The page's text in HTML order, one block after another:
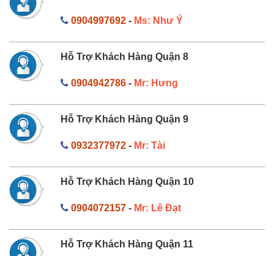
0904997692- Ms: Như Ý
Hỗ Trợ Khách Hàng Quận 8
0904942786- Mr: Hưng
Hỗ Trợ Khách Hàng Quận 9
0932377972- Mr: Tài
Hỗ Trợ Khách Hàng Quận 10
0904072157- Mr: Lê Đạt
Hỗ Trợ Khách Hàng Quận 11